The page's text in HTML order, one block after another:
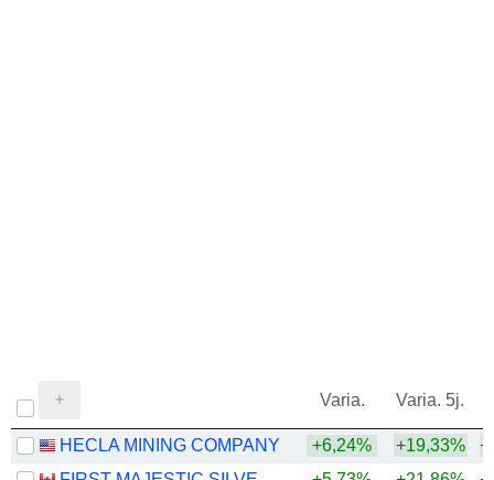
Varia. Varia. 5j.
HECLA MINING COMPANY +6,24% +19,33%